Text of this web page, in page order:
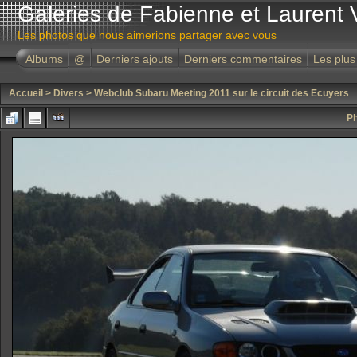
Galeries de Fabienne et Laurent
Les photos que nous aimerions partager avec vous
Albums
@ Derniers ajouts Derniers commentaires Les
Accueil > Divers > Webclub Subaru Meeting 2011 sur le circuit des Ecuyers